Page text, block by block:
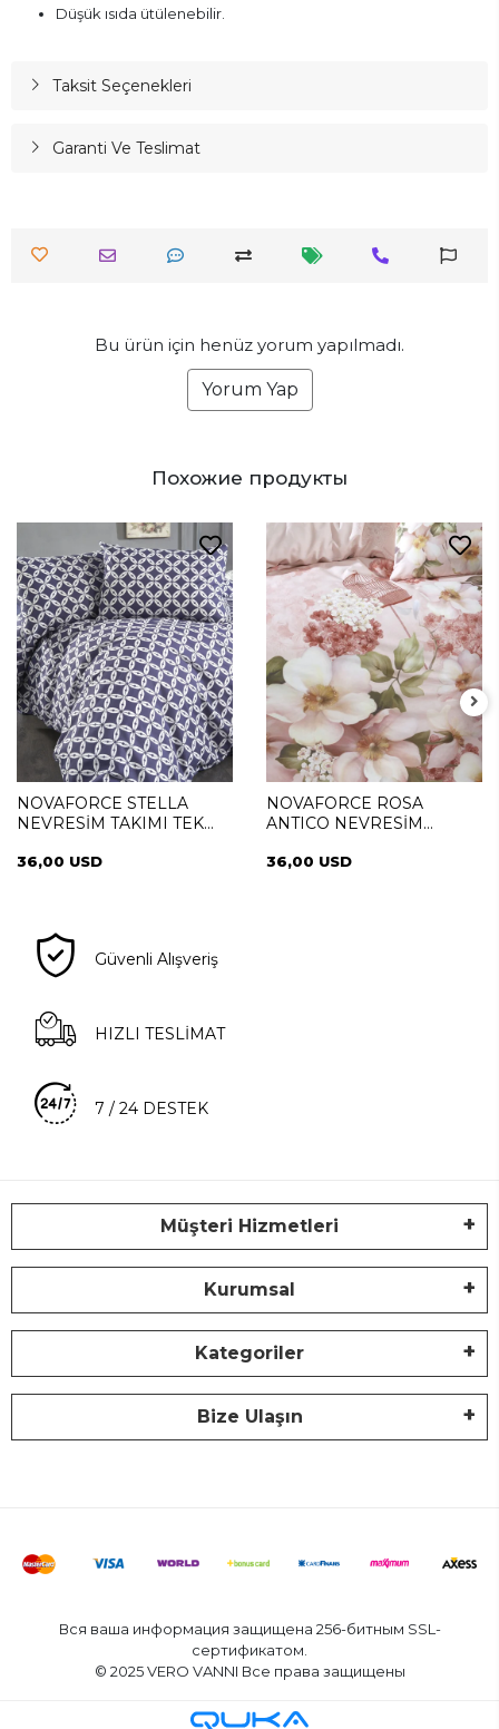
Düşük ısıda ütülenebilir.
Taksit Seçenekleri
Garanti Ve Teslimat
Bu ürün için henüz yorum yapılmadı.
Yorum Yap
Похожие продукты
NOVAFORCE STELLA
NEVRESİM TAKIMI TEK
36,00 USD
NOVAFORCE ROSA
ANTICO NEVRESİM
36,00 USD
Güvenli Alışveriş
HIZLI TESLİMAT
7 / 24 DESTEK
Müşteri Hizmetleri
Kurumsal
Kategoriler
Bize Ulaşın
Вся ваша информация защищена 256-битным SSL-
сертификатом.
© 2025 VERO VANNI Все права защищены